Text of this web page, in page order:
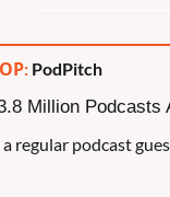
PodPitch
Million Podcasts
regular podcast